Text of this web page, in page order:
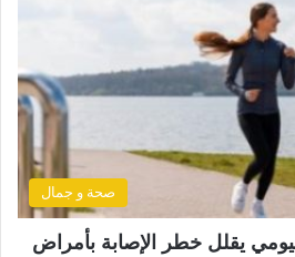
صحة و جمال
يقلل خطر الإصابة بأمراض